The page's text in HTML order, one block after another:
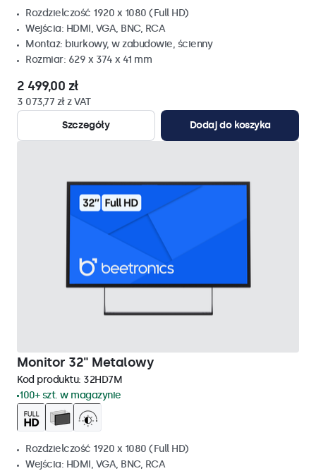
Rozdzielczość 1920 x 1080 (Full HD)
Wejścia: HDMI, VGA, BNC, RCA
Montaż: biurkowy, w zabudowie, ścienny
Rozmiar: 629 x 374 x 41 mm
2 499,00 zł
3 073,77 zł z VAT
Szczegóły
Dodaj do koszyka
Monitor 32" Metalowy
Kod produktu: 32HD7M
100+ szt. w magazynie
Rozdzielczość 1920 x 1080 (Full HD)
Wejścia: HDMI, VGA, BNC, RCA